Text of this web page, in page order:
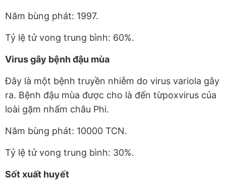
Năm bùng phát: 1997.
Tỷ lệ tử vong trung bình: 60%.
Virus gây bệnh đậu mùa
Đây là một bệnh truyền nhiễm do virus variola gây
ra. Bệnh đậu mùa được cho là đến từpoxvirus của
loài gặm nhấm châu Phi.
Năm bùng phát: 10000 TCN.
Tỷ lệ tử vong trung bình: 30%.
Sốt xuất huyết